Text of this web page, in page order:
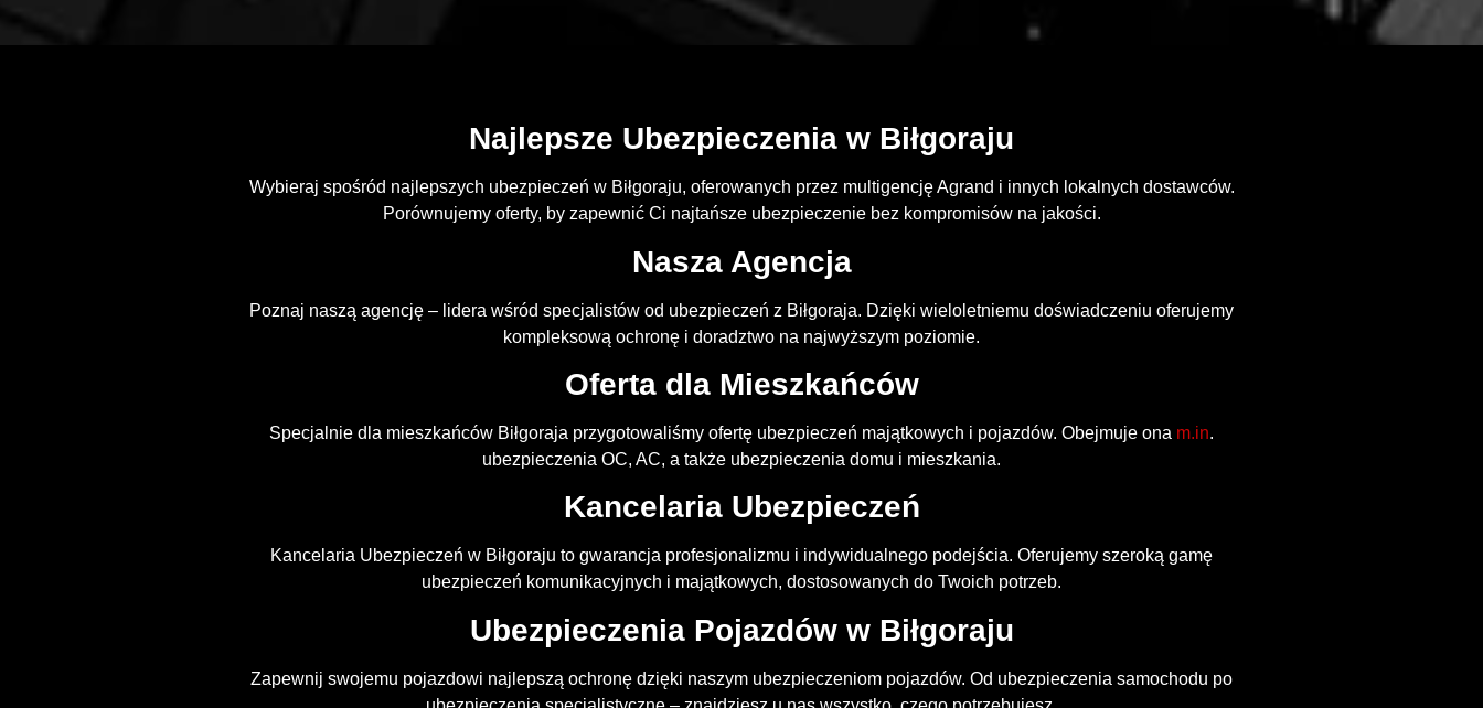
Najlepsze Ubezpieczenia w Biłgoraju
Wybieraj spośród najlepszych ubezpieczeń w Biłgoraju, oferowanych przez multigencję Agrand i innych lokalnych dostawców.
Porównujemy oferty, by zapewnić Ci najtańsze ubezpieczenie bez kompromisów na jakości.
Nasza Agencja
Poznaj naszą agencję – lidera wśród specjalistów od ubezpieczeń z Biłgoraja. Dzięki wieloletniemu doświadczeniu oferujemy
kompleksową ochronę i doradztwo na najwyższym poziomie.
Oferta dla Mieszkańców
Specjalnie dla mieszkańców Biłgoraja przygotowaliśmy ofertę ubezpieczeń majątkowych i pojazdów. Obejmuje ona m.in.
ubezpieczenia OC, AC, a także ubezpieczenia domu i mieszkania.
Kancelaria Ubezpieczeń
Kancelaria Ubezpieczeń w Biłgoraju to gwarancja profesjonalizmu i indywidualnego podejścia. Oferujemy szeroką gamę
ubezpieczeń komunikacyjnych i majątkowych, dostosowanych do Twoich potrzeb.
Ubezpieczenia Pojazdów w Biłgoraju
Zapewnij swojemu pojazdowi najlepszą ochronę dzięki naszym ubezpieczeniom pojazdów. Od ubezpieczenia samochodu po